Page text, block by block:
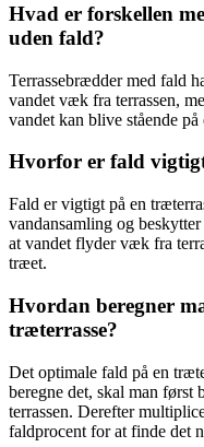
Hvad er forskellen
uden fald?
Terrassebrædder med fald
vandet væk fra terrassen,
vandet kan blive stående på
Hvorfor er fald
Fald er vigtigt på en
vandansamling og
at vandet flyder væk fra
træet.
Hvordan beregner
træterrasse?
Det optimale fald på en
beregne det, skal man først
terrassen. Derefter
faldprocent for at finde det